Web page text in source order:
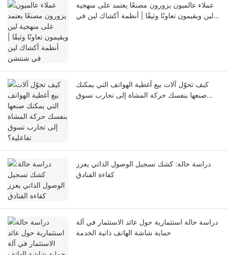
عملاء عالميون يزورون مصنعًا يعتمد على منهجية
لين ويقيمون تعاونًا وثيقًا | أنظمة أكشاك لين في
كيف تحوّل آلات بيع أغطية الهواتف التي يمكنك
صنعها بنفسك حركة المشاة إلى تجارب تسوق
دراسة حالة: كشك تسجيل الوصول الذاتي يعزز
كفاءة الفنادق
دراسة حالة استثمارية حول عائد الاستثمار في آلة
حماية شاشة الهاتف ذاتية الخدمة